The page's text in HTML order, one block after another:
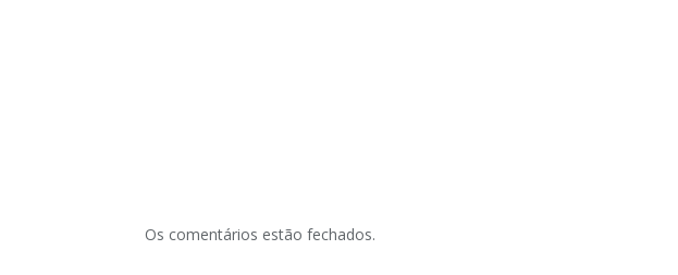
Os comentários estão fechados.